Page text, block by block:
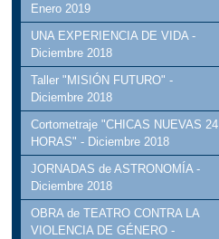
Enero 2019
UNA EXPERIENCIA DE VIDA -
Diciembre 2018
Taller "MISIÓN FUTURO" -
Diciembre 2018
Cortometraje "CHICAS NUEVAS 24
HORAS" - Diciembre 2018
JORNADAS de ASTRONOMÍA -
Diciembre 2018
OBRA de TEATRO CONTRA LA
VIOLENCIA DE GÉNERO -